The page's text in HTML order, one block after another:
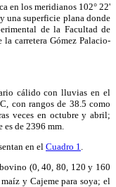
en los meridianos 102° 22'
una superficie plana donde
de la Facultad de
carretera Gómez Palacio-
cálido con lluvias en el
con rangos de 38.5 como
veces en octubre y abril;
es de 2396 mm.
en el Cuadro 1.
(0, 40, 80, 120 y 160
y Cajeme para soya; el